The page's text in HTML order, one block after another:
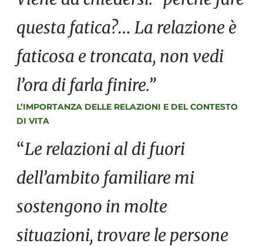
questa fatica?… La relazione è
faticosa e troncata, non vedi
l’ora di farla finire.”
L’IMPORTANZA DELLE RELAZIONI E DEL CONTESTO
DI VITA
“Le relazioni al di fuori
dell’ambito familiare mi
sostengono in molte
situazioni, trovare le persone